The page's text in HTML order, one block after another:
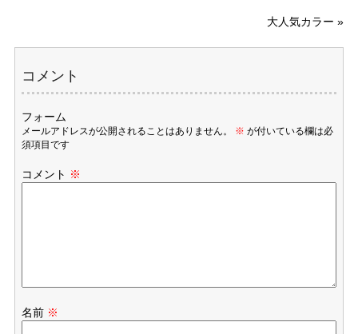
大人気カラー »
コメント
フォーム
メールアドレスが公開されることはありません。 ※ が付いている欄は必
須項目です
コメント ※
名前 ※